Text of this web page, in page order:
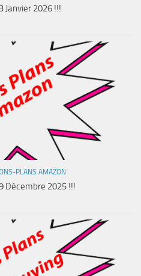
Janvier 2026 !!!
PLANS AMAZON
Décembre 2025 !!!